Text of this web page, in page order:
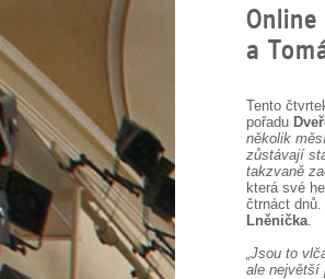
a
Tento
pořadu
několik
zůstávají
takzvaně
která své
čtrnáct dnů.
Lněnička.
„Jsou to
ale největší